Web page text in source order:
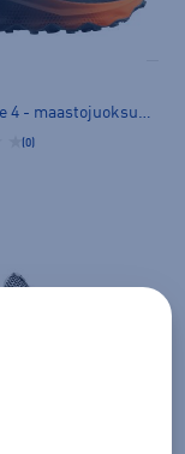
Ultra Glide 4 - maastojuoksukengät
(0)